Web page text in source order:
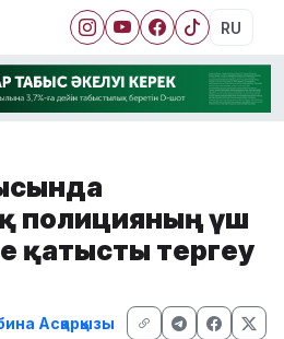
RU
полицияның үш
қатысты тергеу
Асқарқызы